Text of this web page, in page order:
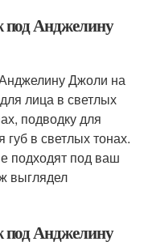
под Анджелину
Джоли на
лица в светлых
подводку для
губ в светлых тонах.
подходят под ваш
выглядел
под Анджелину